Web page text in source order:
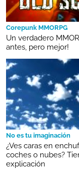
Corepunk MMORPG
Un verdadero
antes, pero mejor!
No es tu imaginación
¿Ves caras en
coches o nubes?
explicación